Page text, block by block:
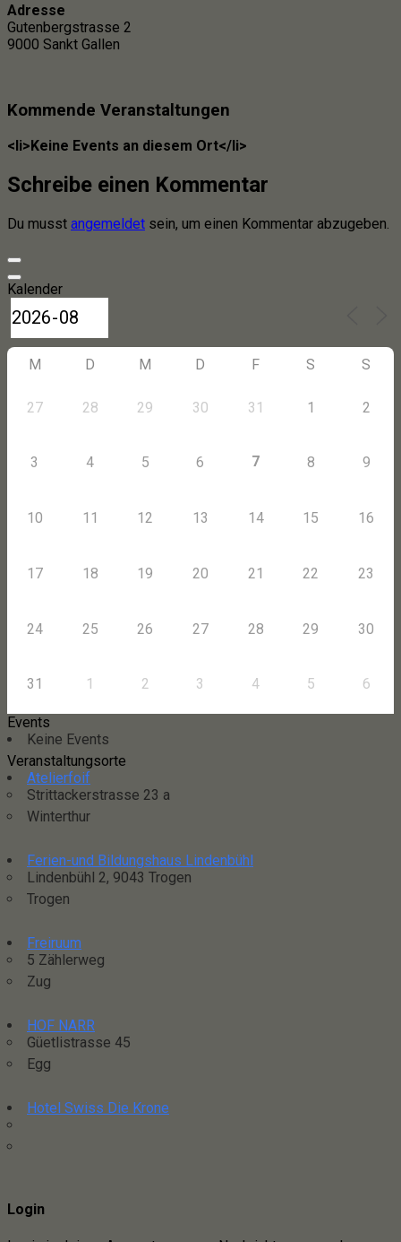
Adresse
Gutenbergstrasse 2
9000 Sankt Gallen
Kommende Veranstaltungen
<li>Keine Events an diesem Ort</li>
Schreibe einen Kommentar
Du musst angemeldet sein, um einen Kommentar abzugeben.
Kalender
M D M D F S S
27 28 29 30 31 1 2
3 4 5 6 7 8 9
10 11 12 13 14 15 16
17 18 19 20 21 22 23
24 25 26 27 28 29 30
31 1 2 3 4 5 6
Events
Keine Events
Veranstaltungsorte
Atelierfoif
Strittackerstrasse 23 a
Winterthur
Ferien-und Bildungshaus Lindenbühl
Lindenbühl 2, 9043 Trogen
Trogen
Freiruum
5 Zählerweg
Zug
HOF NARR
Güetlistrasse 45
Egg
Hotel Swiss Die Krone
Login